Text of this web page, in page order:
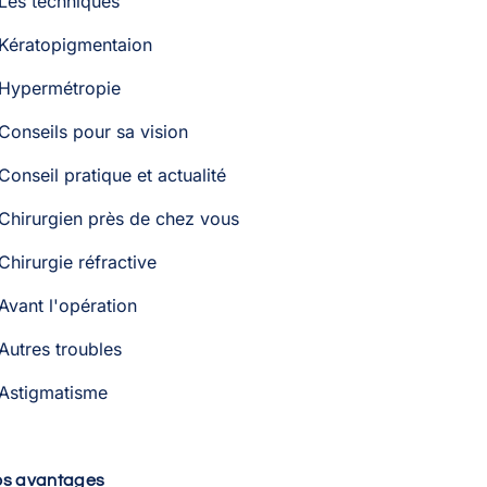
pour sa vision
pratique et actualité
près de chez vous
réfractive
l'opération
troubles
avantages